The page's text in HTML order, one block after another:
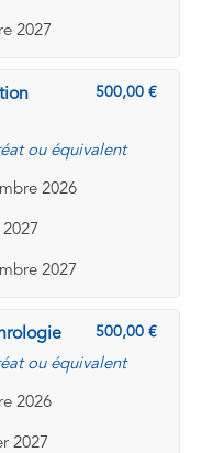
2027
500,00
ou équivalent
2026
2027
500,00
ou équivalent
2026
2027